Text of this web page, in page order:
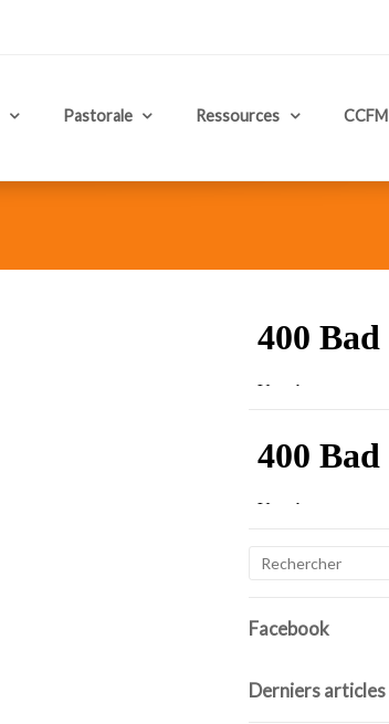
Pastorale Ressources CCFM
Facebook
Derniers articles